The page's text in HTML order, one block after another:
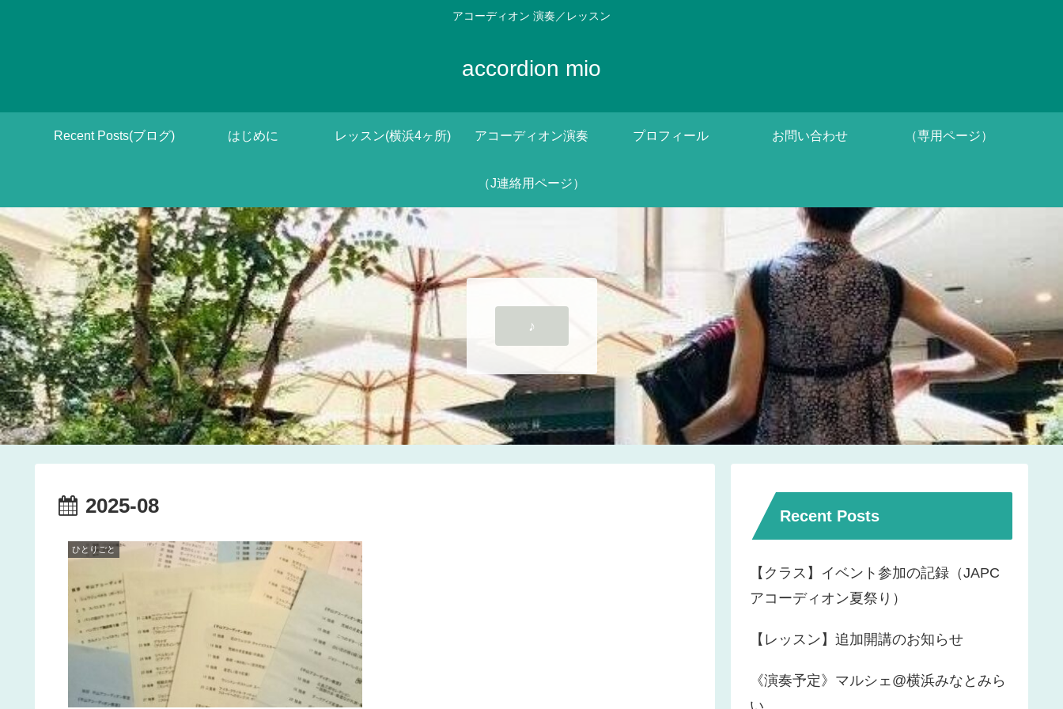
アコーディオン 演奏／レッスン
accordion mio
Recent Posts(ブログ) はじめに レッスン(横浜4ヶ所) アコーディオン演奏 プロフィール お問い合わせ （専用ページ）
（J連絡用ページ）
♪
2025-08
ひとりごと
Recent Posts
【クラス】イベント参加の記録（JAPC
アコーディオン夏祭り）
【レッスン】追加開講のお知らせ
《演奏予定》マルシェ@横浜みなとみら
い